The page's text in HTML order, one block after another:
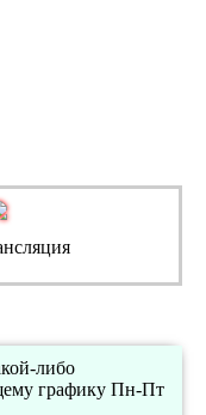
либо
графику Пн-Пт